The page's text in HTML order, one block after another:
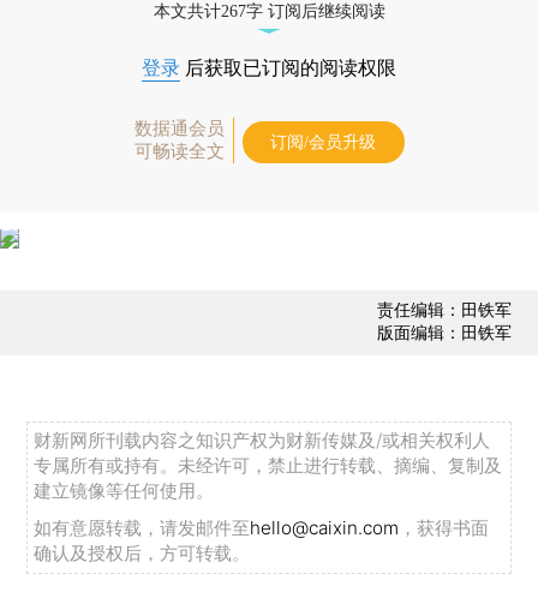
本文共计267字 订阅后继续阅读
登录 后获取已订阅的阅读权限
数据通会员
可畅读全文
订阅/会员升级
责任编辑：田铁军
版面编辑：田铁军
财新网所刊载内容之知识产权为财新传媒及/或相关权利人
专属所有或持有。未经许可，禁止进行转载、摘编、复制及
建立镜像等任何使用。
如有意愿转载，请发邮件至hello@caixin.com ，获得书面
确认及授权后，方可转载。